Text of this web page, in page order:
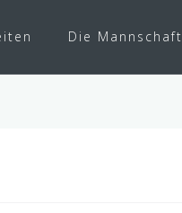
Die Mannschaft